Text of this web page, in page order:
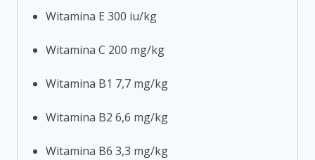
Witamina E 300 iu/kg
Witamina C 200 mg/kg
Witamina B1 7,7 mg/kg
Witamina B2 6,6 mg/kg
Witamina B6 3,3 mg/kg